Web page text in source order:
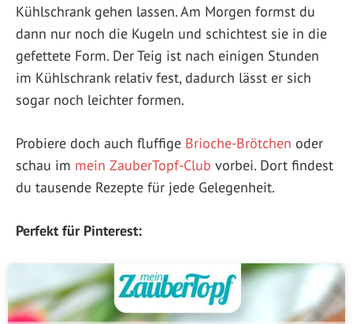
Kühlschrank gehen lassen. Am Morgen formst du
dann nur noch die Kugeln und schichtest sie in die
gefettete Form. Der Teig ist nach einigen Stunden
im Kühlschrank relativ fest, dadurch lässt er sich
sogar noch leichter formen.
Probiere doch auch fluffige Brioche-Brötchen oder
schau im mein ZauberTopf-Club vorbei. Dort findest
du tausende Rezepte für jede Gelegenheit.
Perfekt für Pinterest: